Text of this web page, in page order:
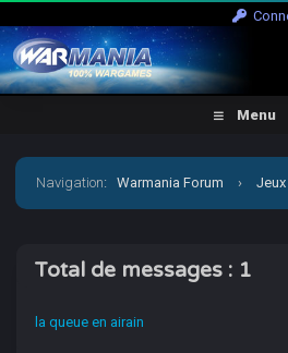
Menu
Navigation:Warmania Forum ›
Total de messages : 1
la queue en airain